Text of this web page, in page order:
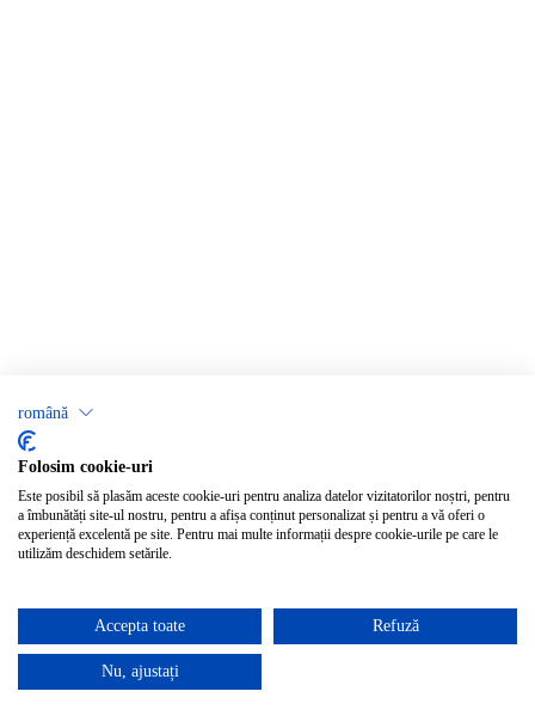
română
Folosim cookie-uri
Este posibil să plasăm aceste cookie-uri pentru analiza datelor vizitatorilor noștri, pentru
a îmbunătăți site-ul nostru, pentru a afișa conținut personalizat și pentru a vă oferi o
experiență excelentă pe site. Pentru mai multe informații despre cookie-urile pe care le
utilizăm deschidem setările.
Accepta toate Refuză
Nu, ajustați